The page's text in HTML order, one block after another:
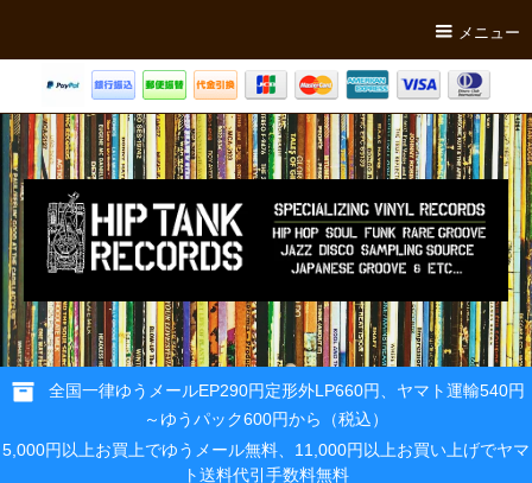
メニュー
全国一律ゆうメールEP290円定形外LP660円、ヤマト運輸540円
～ゆうパック600円から（税込）
5,000円以上お買上でゆうメール無料、11,000円以上お買い上げでヤマ
ト送料代引手数料無料